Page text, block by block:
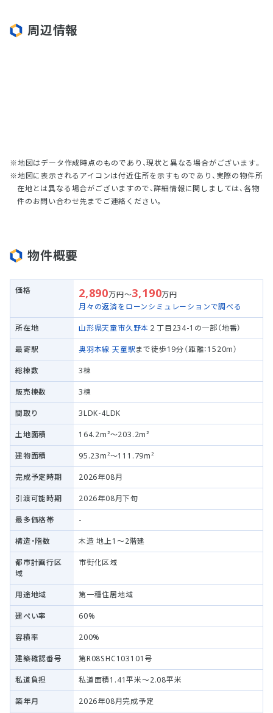
周辺情報
地図はデータ作成時点のものであり、現状と異なる場合がございます。
地図に表示されるアイコンは付近住所を示すものであり、実際の物件所
在地とは異なる場合がございますので、詳細情報に関しましては、各物
件のお問い合わせ先までご連絡ください。
物件概要
価格 2,890万円～3,190万円
月々の返済をローンシミュレーションで調べる
所在地 山形県天童市久野本 ２丁目234-1の一部（地番）
最寄駅 奥羽本線 天童駅まで徒歩19分（距離：1520m）
総棟数 3棟
販売棟数 3棟
間取り 3LDK-4LDK
土地面積 164.2m²～203.2m²
建物面積 95.23m²～111.79m²
完成予定時期 2026年08月
引渡可能時期 2026年08月下旬
最多価格帯 -
構造・階数 木造 地上1～2階建
都市計画行区
域
市街化区域
用途地域 第一種住居地域
建ぺい率 60%
容積率 200%
建築確認番号 第R08SHC103101号
私道負担 私道面積1.41平米～2.08平米
築年月 2026年08月完成予定